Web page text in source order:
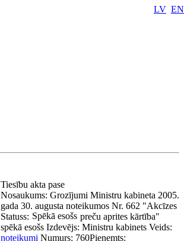
LV EN
Tiesību akta pase
Nosaukums: Grozījumi Ministru kabineta 2005.
gada 30. augusta noteikumos Nr. 662 "Akcīzes
preču aprites kārtība"
Statuss: Spēkā esošs
spēkā esošs Izdevējs: Ministru kabinets Veids:
noteikumi Numurs: 760Pieņemts: